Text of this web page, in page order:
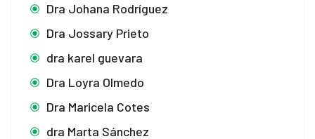
Dra Johana Rodríguez
Dra Jossary Prieto
dra karel guevara
Dra Loyra Olmedo
Dra Maricela Cotes
dra Marta Sánchez